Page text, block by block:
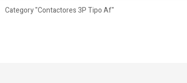
Category "Contactores 3P Tipo Af"